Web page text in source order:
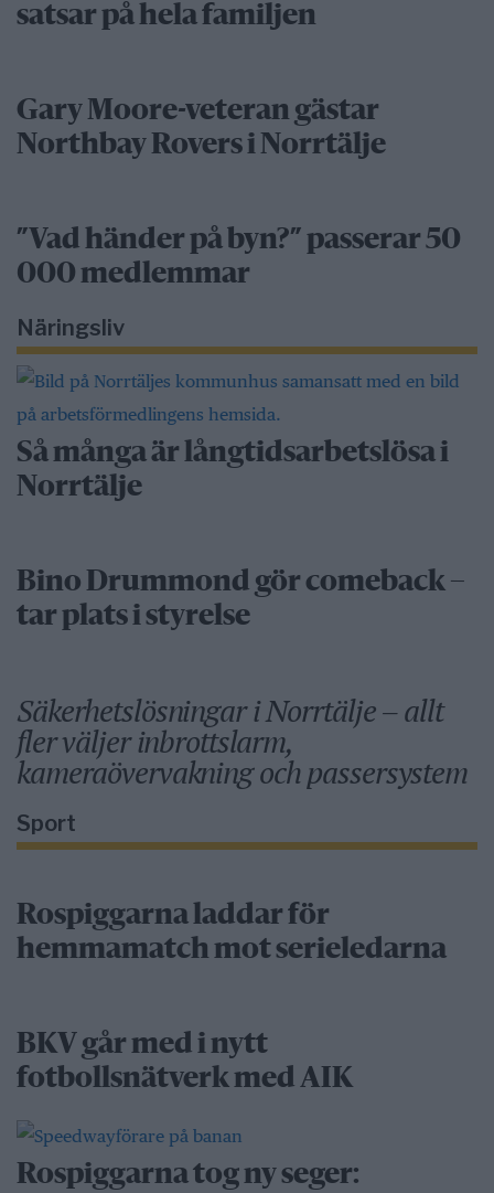
satsar på hela familjen
Gary Moore-veteran gästar
Northbay Rovers i Norrtälje
”Vad händer på byn?” passerar 50
000 medlemmar
Näringsliv
Så många är långtidsarbetslösa i
Norrtälje
Bino Drummond gör comeback –
tar plats i styrelse
Säkerhetslösningar i Norrtälje – allt
fler väljer inbrottslarm,
kameraövervakning och passersystem
Sport
Rospiggarna laddar för
hemmamatch mot serieledarna
BKV går med i nytt
fotbollsnätverk med AIK
Rospiggarna tog ny seger: